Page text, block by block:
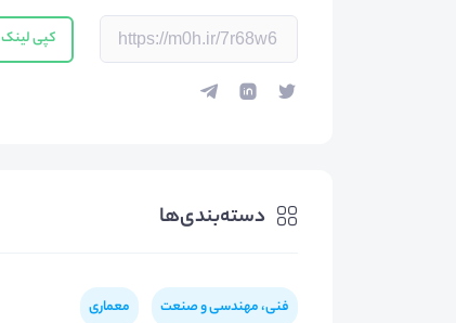
کپی لینک
دسته‌بندی‌ها
فنی، مهندسی و صنعت معماری